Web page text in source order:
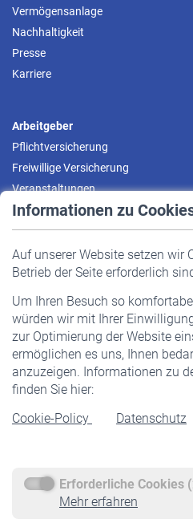
Informationen zu
Auf unserer Website setzen wir
Betrieb der Seite erforderlich
Um Ihren Besuch so
würden wir mit Ihrer
zur Optimierung der Website
ermöglichen es uns, Ihnen
anzuzeigen. Informationen zu
finden Sie hier:
Cookie-Policy
Datenschutz
Erforderliche Cookies
Mehr erfahren
Vermögensanlage
Nachhaltigkeit
Presse
Karriere
Arbeitgeber
Pflichtversicherung
Freiwillige Versicherung
Veranstaltungen
Pflichtversicherung
Staatliche Förderung
Veranstaltungen
Rentner
Rentenbeginn
Rente beantragen
Service
Informationen